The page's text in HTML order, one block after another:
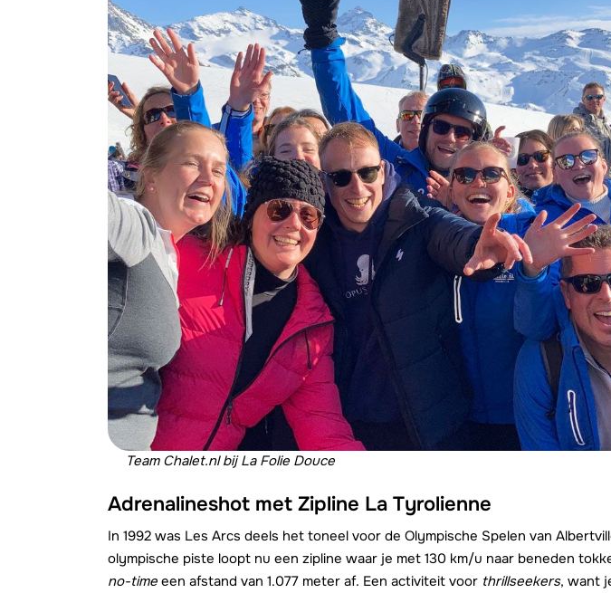
Team Chalet.nl bij La Folie Douce
Adrenalineshot met Zipline La Tyrolienne
In 1992 was Les Arcs deels het toneel voor de Olympische Spelen van
olympische piste loopt nu een zipline waar je met 130 km/u naar beneden
no-time een afstand van 1.077 meter af. Een activiteit voor thrillseekers, want